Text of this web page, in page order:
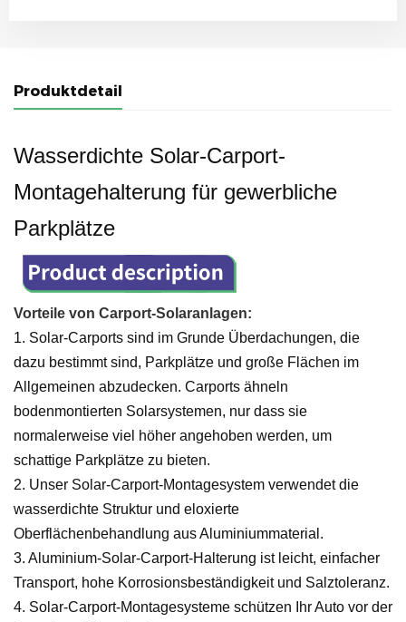
Produktdetail
Wasserdichte Solar-Carport-
Montagehalterung für gewerbliche
Parkplätze
Vorteile von Carport-Solaranlagen:
1. Solar-Carports sind im Grunde Überdachungen, die
dazu bestimmt sind, Parkplätze und große Flächen im
Allgemeinen abzudecken. Carports ähneln
bodenmontierten Solarsystemen, nur dass sie
normalerweise viel höher angehoben werden, um
schattige Parkplätze zu bieten.
2. Unser Solar-Carport-Montagesystem verwendet die
wasserdichte Struktur und eloxierte
Oberflächenbehandlung aus Aluminiummaterial.
3. Aluminium-Solar-Carport-Halterung ist leicht, einfacher
Transport, hohe Korrosionsbeständigkeit und Salztoleranz.
4. Solar-Carport-Montagesysteme schützen Ihr Auto vor der